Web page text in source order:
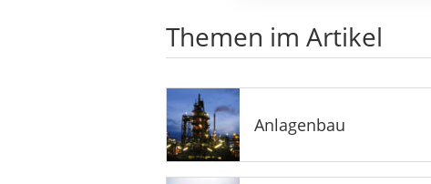
Themen im Artikel
Anlagenbau